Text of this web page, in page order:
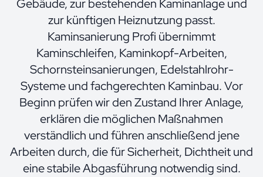
Gebäude, zur bestehenden Kaminanlage und
zur künftigen Heiznutzung passt.
Kaminsanierung Profi übernimmt
Kaminschleifen, Kaminkopf-Arbeiten,
Schornsteinsanierungen, Edelstahlrohr-
Systeme und fachgerechten Kaminbau. Vor
Beginn prüfen wir den Zustand Ihrer Anlage,
erklären die möglichen Maßnahmen
verständlich und führen anschließend jene
Arbeiten durch, die für Sicherheit, Dichtheit und
eine stabile Abgasführung notwendig sind.